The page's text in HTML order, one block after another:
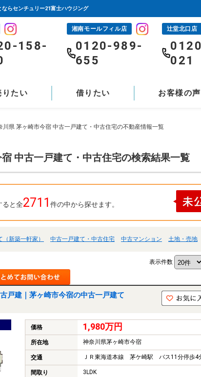
らセンチュリー21富士ハウジング
158-
湘南モールフィル店
0120-989-
655
辻堂北口店
021
りたい 借りたい お客様の声
川県 茅ヶ崎市今宿 中古一戸建て・中古住宅の不動産情報一覧
中古一戸建て・中古住宅の検索結果一覧
ると全2711 件の中から探せます。
新築一軒家） 中古一戸建て・中古住宅 中古マンション 土地・売地
表示件数
戸建｜茅ヶ崎市今宿の中古一戸建て
価格 1,980万円
所在地 神奈川県茅ヶ崎市今宿
交通 ＪＲ東海道本線 茅ケ崎駅 バス11分停歩4
間取り 3LDK